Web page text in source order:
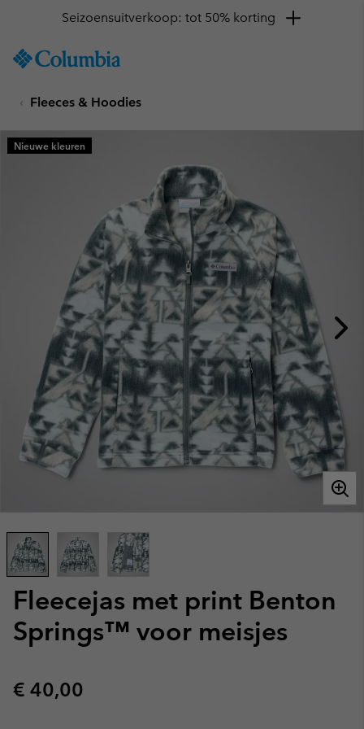
TO
SKIP
MAIN
NAV
Seizoensuitverkoop: tot 50% korting
Fleeces & Hoodies
Fleecejas met print Benton
Springs™ voor meisjes
Regular price:
€ 40,00
Nieuwe kleuren